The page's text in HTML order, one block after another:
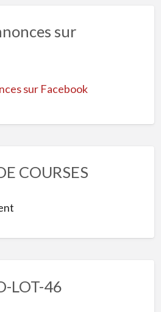
sur
sur Facebook
COURSES
LOT-46